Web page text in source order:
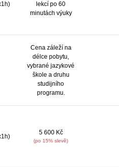
lekcí po 60
minutách výuky
Cena záleží na
délce pobytu,
vybrané jazykové
škole a druhu
studijního
programu.
5 600 Kč
(po 15% slevě)